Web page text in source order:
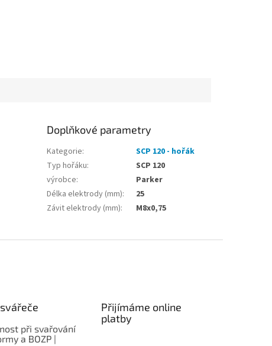
Doplňkové parametry
Kategorie:
SCP 120 - hořák
Typ hořáku:
SCP 120
výrobce:
Parker
Délka elektrody (mm):
25
Závit elektrody (mm): M8x0,75
při svařování
a BOZP |
Přijímáme online
platby